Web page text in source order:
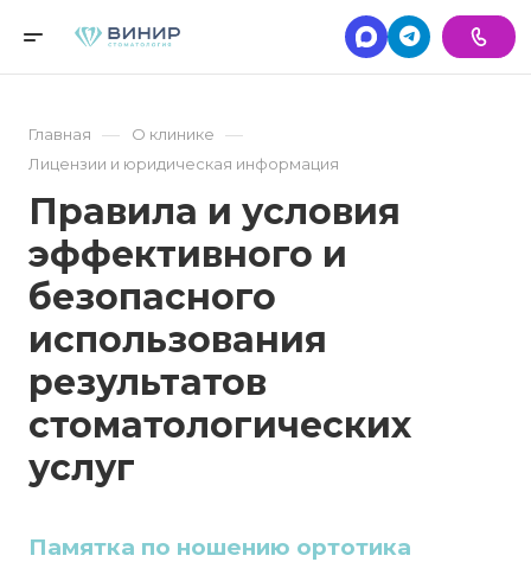
Главная — О клинике —
Лицензии и юридическая информация
Правила и условия
эффективного и
безопасного
использования
результатов
стоматологических
услуг
Памятка по ношению ортотика